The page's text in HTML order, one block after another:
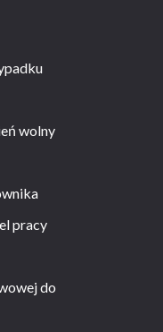
wolny
pracy
do